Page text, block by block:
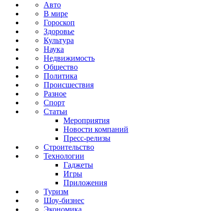
Авто
В мире
Гороскоп
Здоровье
Культура
Наука
Недвижимость
Общество
Политика
Происшествия
Разное
Спорт
Статьи
Мероприятия
Новости компаний
Пресс-релизы
Строительство
Технологии
Гаджеты
Игры
Приложения
Туризм
Шоу-бизнес